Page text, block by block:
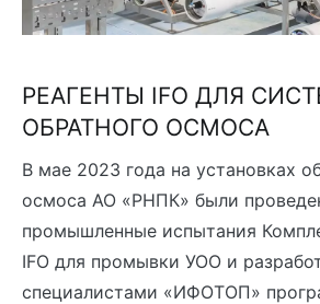
РЕАГЕНТЫ IFO ДЛЯ
ОБРАТНОГО ОСМОСА
В мае 2023 года на установках
осмоса АО «РНПК» были
промышленные испытания
IFO для промывки УОО и
специалистами «ИФОТОП»